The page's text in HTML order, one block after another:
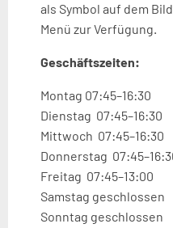
als Symbol auf dem
Menü zur Verfügung.
Geschäftszeiten:
Montag 07:45–16:30
Dienstag 07:45–16:30
Mittwoch 07:45–16:30
Donnerstag
Freitag 07:45–13:00
Samstag geschlossen
Sonntag geschlossen